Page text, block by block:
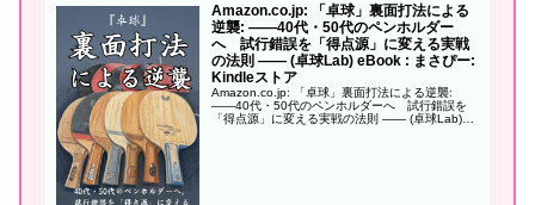
Amazon.co.jp: 「卓球」裏面打法による
逆襲: ——40代・50代のペンホルダー
へ 試行錯誤を「得点源」に変える実戦
の法則 —— (卓球Lab) eBook : まさぴー:
Kindleストア
Amazon.co.jp: 「卓球」裏面打法による逆襲:
——40代・50代のペンホルダーへ 試行錯誤を
「得点源」に変える実戦の法則 —— (卓球Lab)